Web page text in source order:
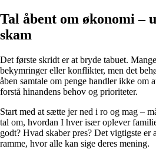
Tal åbent om økonomi –
skam
Det første skridt er at bryde tabuet.
bekymringer eller konflikter, men det
åben samtale om penge handler ikke om
forstå hinandens behov og prioriteter.
Start med at sætte jer ned i ro og mag –
tal om, hvordan I hver især oplever
godt? Hvad skaber pres? Det vigtigste er
ramme, hvor alle kan sige deres mening.